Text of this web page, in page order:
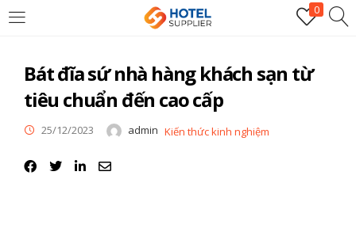
0
Enter your username and password to login.
Bát đĩa sứ nhà hàng khách sạn từ
tiêu chuẩn đến cao cấp
25/12/2023 admin Kiến thức kinh nghiệm